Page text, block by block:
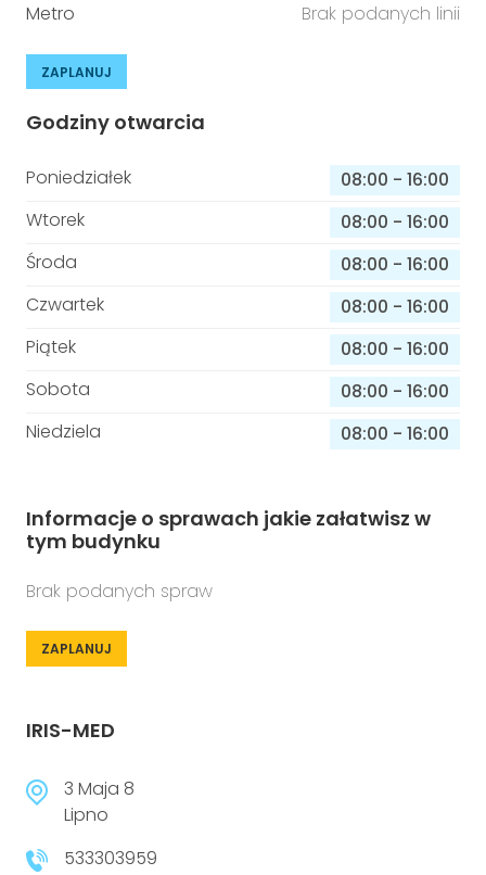
Metro
Brak podanych linii
ZAPLANUJ
Godziny otwarcia
Poniedziałek 08:00 - 16:00
Wtorek
08:00 - 16:00
Środa
08:00 - 16:00
Czwartek
08:00 - 16:00
Piątek
08:00 - 16:00
Sobota
08:00 - 16:00
Niedziela
08:00 - 16:00
Informacje o sprawach jakie załatwisz w
tym budynku
Brak podanych spraw
ZAPLANUJ
IRIS-MED
3 Maja 8
Lipno
533303959